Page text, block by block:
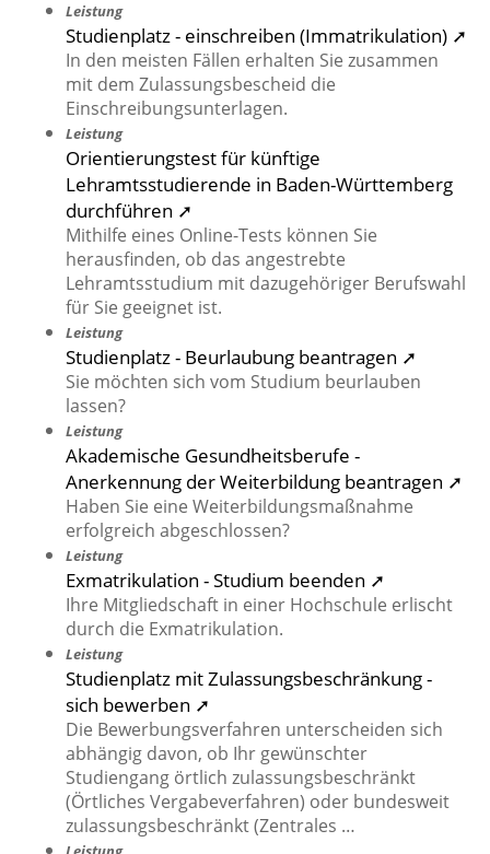
Leistung
Studienplatz - einschreiben (Immatrikulation) ➚
In den meisten Fällen erhalten Sie zusammen
mit dem Zulassungsbescheid die
Einschreibungsunterlagen.
Leistung
Orientierungstest für künftige
Lehramtsstudierende in Baden-Württemberg
durchführen ➚
Mithilfe eines Online-Tests können Sie
herausfinden, ob das angestrebte
Lehramtsstudium mit dazugehöriger Berufswahl
für Sie geeignet ist.
Leistung
Studienplatz - Beurlaubung beantragen ➚
Sie möchten sich vom Studium beurlauben
lassen?
Leistung
Akademische Gesundheitsberufe -
Anerkennung der Weiterbildung beantragen ➚
Haben Sie eine Weiterbildungsmaßnahme
erfolgreich abgeschlossen?
Leistung
Exmatrikulation - Studium beenden ➚
Ihre Mitgliedschaft in einer Hochschule erlischt
durch die Exmatrikulation.
Leistung
Studienplatz mit Zulassungsbeschränkung -
sich bewerben ➚
Die Bewerbungsverfahren unterscheiden sich
abhängig davon, ob Ihr gewünschter
Studiengang örtlich zulassungsbeschränkt
(Örtliches Vergabeverfahren) oder bundesweit
zulassungsbeschränkt (Zentrales …